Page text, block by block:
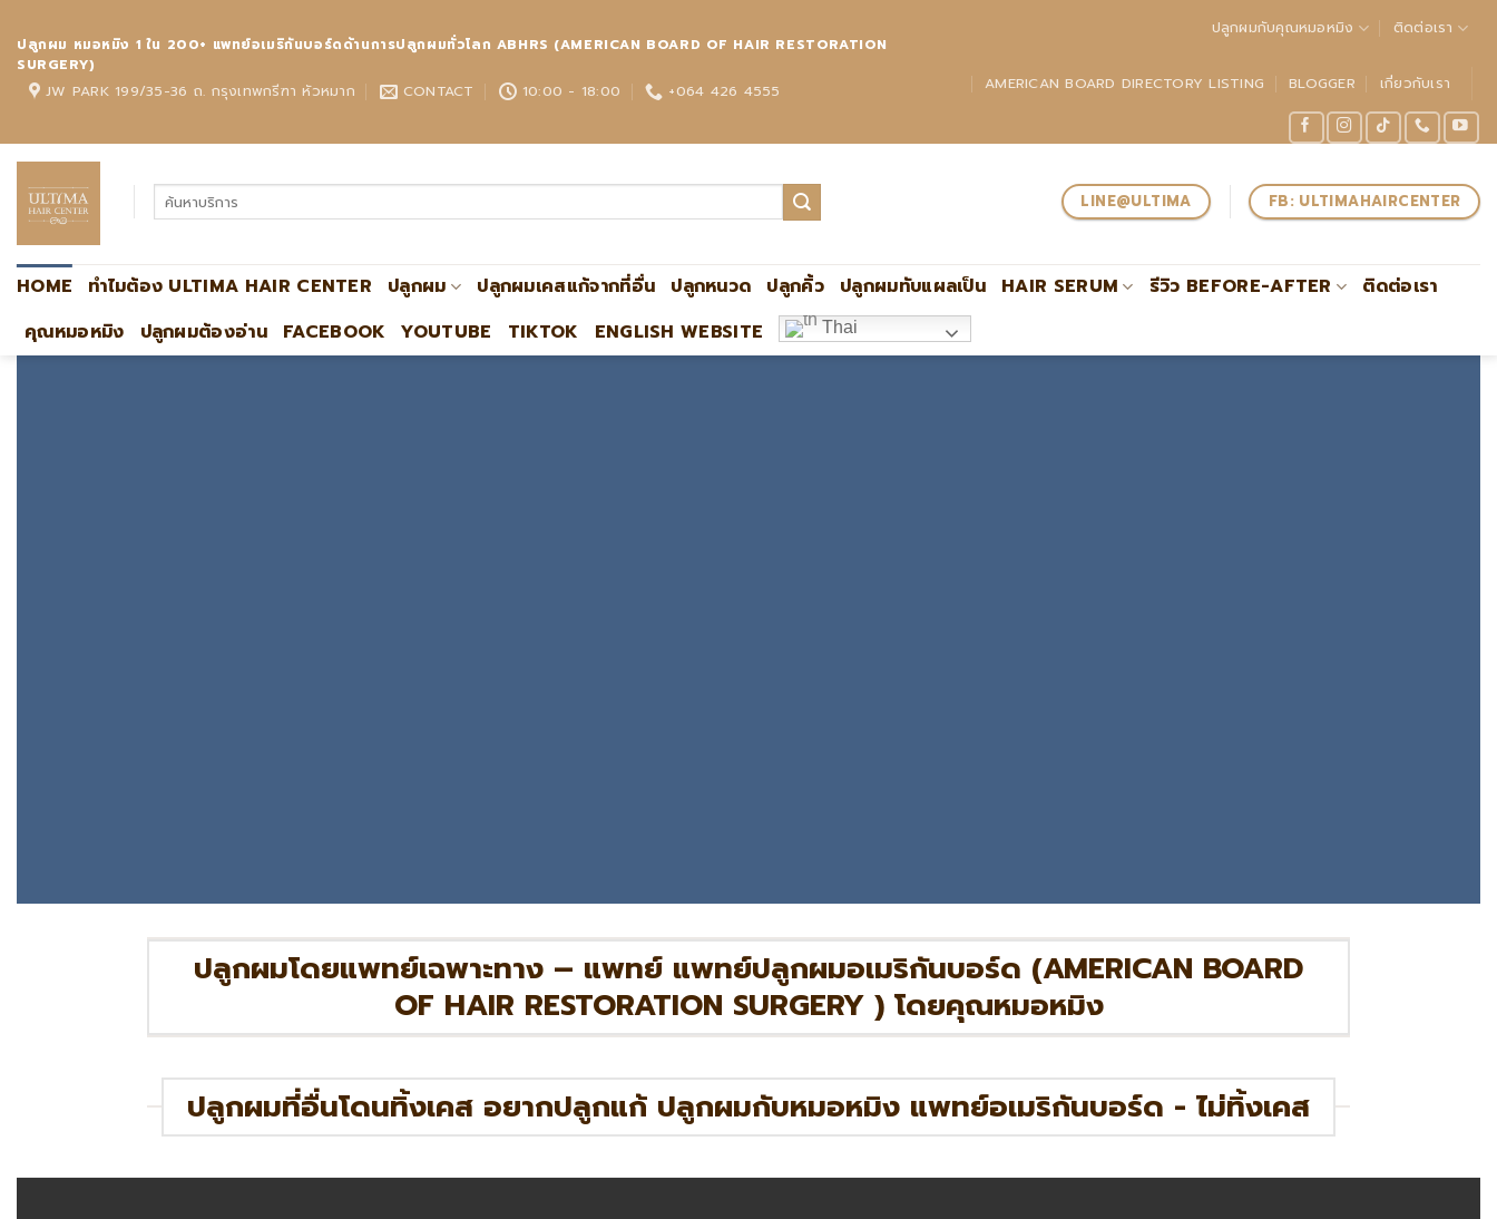
content
ปลูกผม หมอหมิง 1 ใน 200+ แพทย์อเมริกันบอร์ดด้านการปลูกผมทั่วโลก ABHRS (AMERICAN BOARD OF HAIR RESTORATION
SURGERY)
JW PARK 199/35-36 ถ. กรุงเทพกรีฑา หัวหมาก CONTACT 10:00 - 18:00 +064 426 4555
ปลูกผมกับคุณหมอหมิง ติดต่อเรา
AMERICAN BOARD DIRECTORY LISTING BLOGGER เกี่ยวกับเรา
LINE@ULTIMA FB: ULTIMAHAIRCENTER
HOME ทำไมต้อง ULTIMA HAIR CENTER ปลูกผม ปลูกผมเคสแก้จากที่อื่น ปลูกหนวด ปลูกคิ้ว ปลูกผมทับแผลเป็น HAIR SERUM รีวิว BEFORE-AFTER
ติดต่อเรา
คุณหมอหมิง
ปลูกผมต้องอ่าน FACEBOOK YOUTUBE TIKTOK ENGLISH WEBSITE Thai
ปลูกผมโดยแพทย์เฉพาะทาง – แพทย์ แพทย์ปลูกผมอเมริกันบอร์ด (AMERICAN BOARD
OF HAIR RESTORATION SURGERY ) โดยคุณหมอหมิง
ปลูกผมที่อื่นโดนทิ้งเคส อยากปลูกแก้ ปลูกผมกับหมอหมิง แพทย์อเมริกันบอร์ด - ไม่ทิ้งเคส